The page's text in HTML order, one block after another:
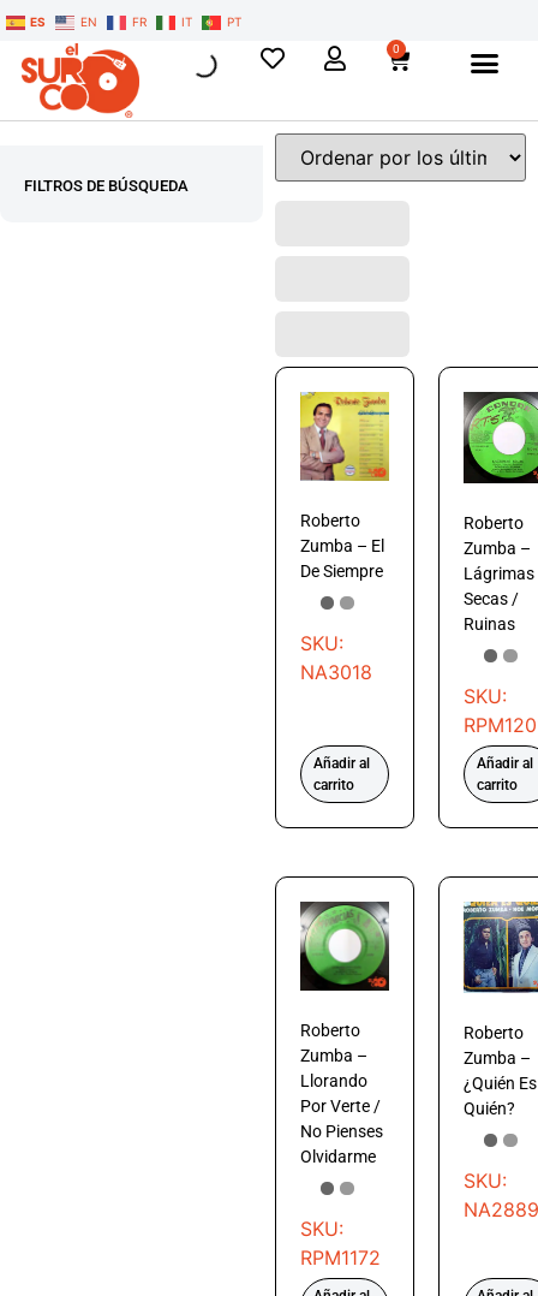
ES EN FR IT PT
0
FILTROS DE BÚSQUEDA
Roberto
Zumba – El
De Siempre
SKU:
NA3018
Añadir al
carrito
Roberto
Zumba –
Lágrimas
Secas /
Ruinas
SKU:
Añadir al
carrito
Roberto
Zumba –
Llorando
Por Verte /
No Pienses
Olvidarme
SKU:
RPM1172
Roberto
Zumba –
¿Quién Es
Quién?
SKU:
NA2889